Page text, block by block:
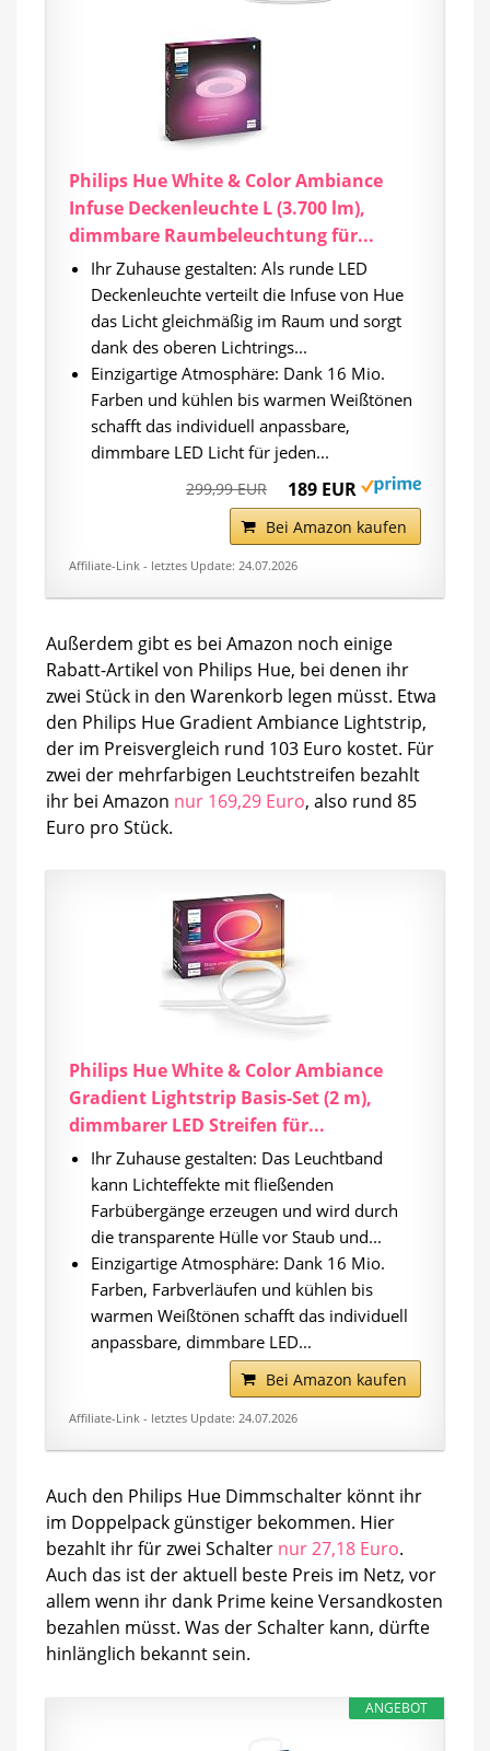
Philips Hue White & Color Ambiance
Infuse Deckenleuchte L (3.700 lm),
dimmbare Raumbeleuchtung für...
Ihr Zuhause gestalten: Als runde LED
Deckenleuchte verteilt die Infuse von Hue
das Licht gleichmäßig im Raum und sorgt
dank des oberen Lichtrings...
Einzigartige Atmosphäre: Dank 16 Mio.
Farben und kühlen bis warmen Weißtönen
schafft das individuell anpassbare,
dimmbare LED Licht für jeden...
299,99 EUR 189 EUR
Bei Amazon kaufen
Affiliate-Link - letztes Update: 24.07.2026
Außerdem gibt es bei Amazon noch einige
Rabatt-Artikel von Philips Hue, bei denen ihr
zwei Stück in den Warenkorb legen müsst. Etwa
den Philips Hue Gradient Ambiance Lightstrip,
der im Preisvergleich rund 103 Euro kostet. Für
zwei der mehrfarbigen Leuchtstreifen bezahlt
ihr bei Amazon nur 169,29 Euro, also rund 85
Euro pro Stück.
Philips Hue White & Color Ambiance
Gradient Lightstrip Basis-Set (2 m),
dimmbarer LED Streifen für...
Ihr Zuhause gestalten: Das Leuchtband
kann Lichteffekte mit fließenden
Farbübergänge erzeugen und wird durch
die transparente Hülle vor Staub und...
Einzigartige Atmosphäre: Dank 16 Mio.
Farben, Farbverläufen und kühlen bis
warmen Weißtönen schafft das individuell
anpassbare, dimmbare LED...
Bei Amazon kaufen
Affiliate-Link - letztes Update: 24.07.2026
Auch den Philips Hue Dimmschalter könnt ihr
im Doppelpack günstiger bekommen. Hier
bezahlt ihr für zwei Schalter nur 27,18 Euro.
Auch das ist der aktuell beste Preis im Netz, vor
allem wenn ihr dank Prime keine Versandkosten
bezahlen müsst. Was der Schalter kann, dürfte
hinlänglich bekannt sein.
ANGEBOT